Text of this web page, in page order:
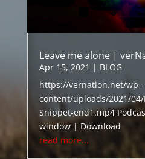
Leave me alone |
Apr 15, 2021 | BLOG
https://vernation.net/wp-
content/uploads/2021/04/
Snippet-end1.mp4
window | Download
read more...